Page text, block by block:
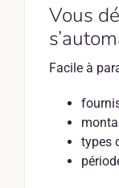
Vous
Facile à
types